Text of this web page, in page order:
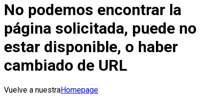
No podemos encontrar la
página solicitada, puede no
estar disponible, o haber
cambiado de URL
Vuelve a nuestraHomepage